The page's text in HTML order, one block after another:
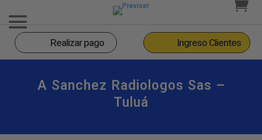
Realizar pago Ingreso Clientes
A Sanchez Radiologos Sas –
Tuluá